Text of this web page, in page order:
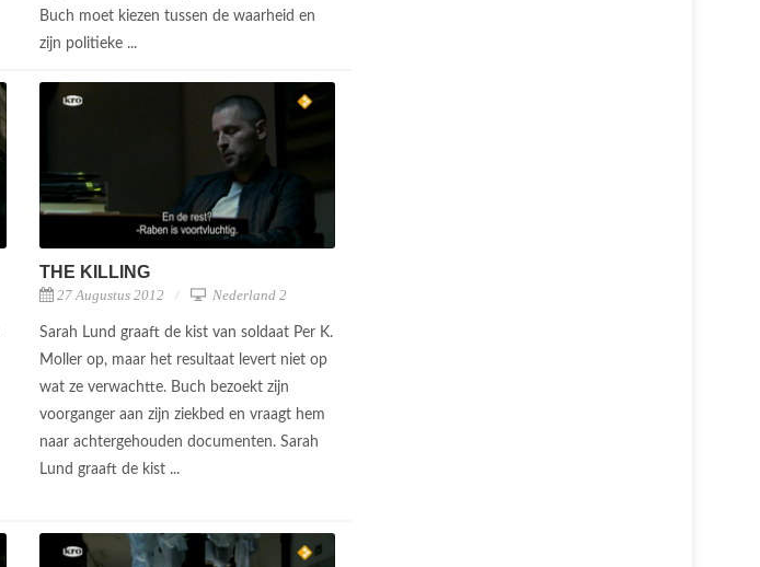
Buch moet kiezen tussen de waarheid en
zijn politieke ...
THE KILLING
27 Augustus 2012 Nederland 2
Sarah Lund graaft de kist van soldaat Per K.
Moller op, maar het resultaat levert niet op
wat ze verwachtte. Buch bezoekt zijn
voorganger aan zijn ziekbed en vraagt hem
naar achtergehouden documenten. Sarah
Lund graaft de kist ...